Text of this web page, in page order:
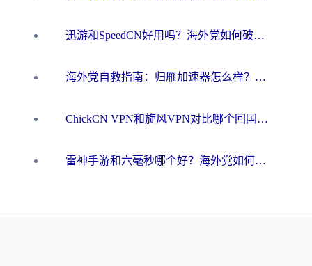
迅游和SpeedCN好用吗？海外党如何破解那道看不见的墙
海外党自救指南：归雁加速器怎么样？教你避开坑实现国内资源无缝访问
ChickCN VPN和旋风VPN对比哪个回国效果更好？海外用户的选择困境与出路
雷神手游和六毫秒哪个好？海外党如何真正解锁国内资源